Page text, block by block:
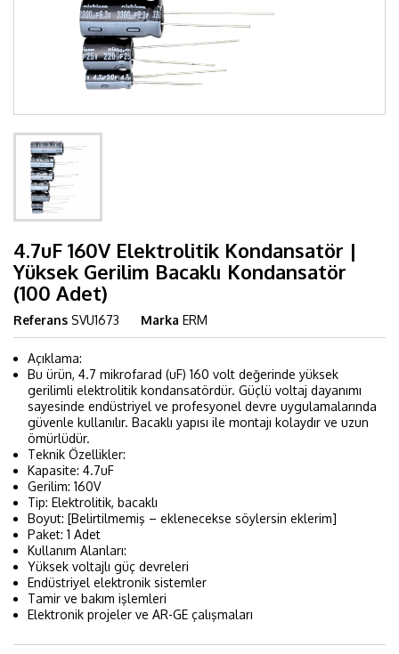
4.7uF 160V Elektrolitik Kondansatör |
Yüksek Gerilim Bacaklı Kondansatör
(100 Adet)
Referans SVU1673 Marka ERM
Açıklama:
Bu ürün, 4.7 mikrofarad (uF) 160 volt değerinde yüksek
gerilimli elektrolitik kondansatördür. Güçlü voltaj dayanımı
sayesinde endüstriyel ve profesyonel devre uygulamalarında
güvenle kullanılır. Bacaklı yapısı ile montajı kolaydır ve uzun
ömürlüdür.
Teknik Özellikler:
Kapasite: 4.7uF
Gerilim: 160V
Tip: Elektrolitik, bacaklı
Boyut: [Belirtilmemiş – eklenecekse söylersin eklerim]
Paket: 1 Adet
Kullanım Alanları:
Yüksek voltajlı güç devreleri
Endüstriyel elektronik sistemler
Tamir ve bakım işlemleri
Elektronik projeler ve AR-GE çalışmaları